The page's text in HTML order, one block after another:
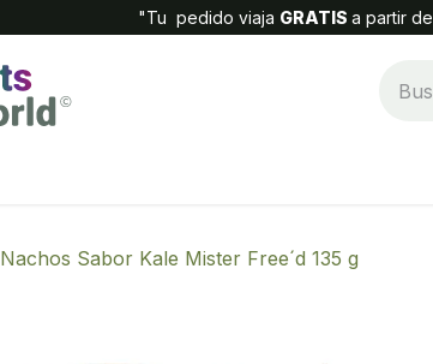
"Tu pedido viaja GRATIS a partir de
Nachos Sabor Kale Mister Free´d 135 g